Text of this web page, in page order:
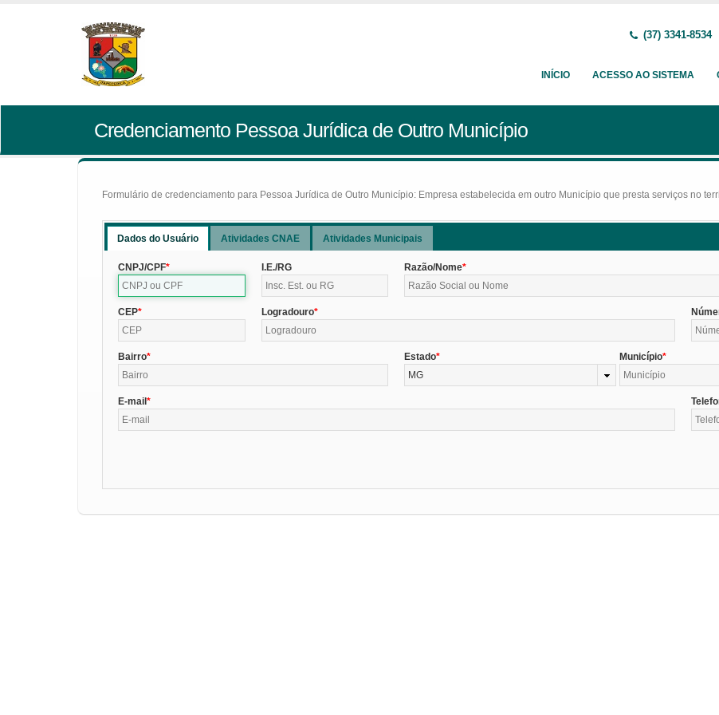
(37) 3341-8534
INÍCIO ACESSO AO SISTEMA
Credenciamento Pessoa Jurídica de Outro Município
Formulário de credenciamento para Pessoa Jurídica de Outro Município: Empresa estabelecida em outro Município que presta serviços no
Dados do Usuário Atividades CNAE Atividades Municipais
CNPJ/CPF I.E./RG Razão/Nome
CEP Logradouro
Bairro
Estado
MG
Município
E-mail